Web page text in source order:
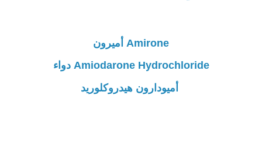
Amirone أميرون
Amiodarone Hydrochloride دواء
أميودارون هيدروكلوريد